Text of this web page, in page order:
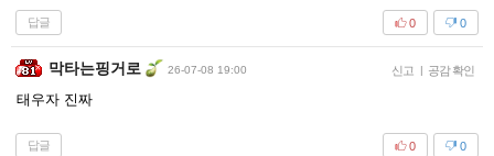
답글 0
0
막타는핑거로 26-07-08 19:00 신고 | 공감 확인
태우자 진짜
답글 0
0